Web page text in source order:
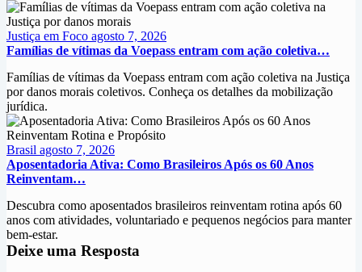
Justiça em Foco agosto 7, 2026
Famílias de vítimas da Voepass entram com ação coletiva…
Famílias de vítimas da Voepass entram com ação coletiva na Justiça
por danos morais coletivos. Conheça os detalhes da mobilização
jurídica.
Brasil agosto 7, 2026
Aposentadoria Ativa: Como Brasileiros Após os 60 Anos
Reinventam…
Descubra como aposentados brasileiros reinventam rotina após 60
anos com atividades, voluntariado e pequenos negócios para manter
bem-estar.
Deixe uma Resposta